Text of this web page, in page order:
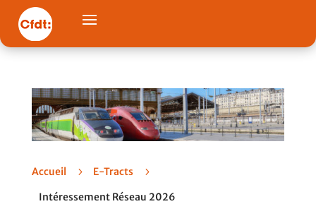
Accueil 5 E-Tracts
5
Intéressement Réseau 2026